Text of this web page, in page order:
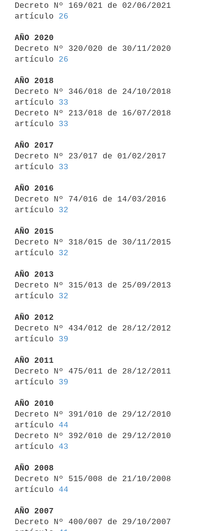
Decreto Nº 169/021 de 02/06/2021
artículo 26
AÑO 2020
Decreto Nº 320/020 de 30/11/2020
artículo 26
AÑO 2018
Decreto Nº 346/018 de 24/10/2018
artículo 33
Decreto Nº 213/018 de 16/07/2018
artículo 33
AÑO 2017
Decreto Nº 23/017 de 01/02/2017
artículo 33
AÑO 2016
Decreto Nº 74/016 de 14/03/2016
artículo 32
AÑO 2015
Decreto Nº 318/015 de 30/11/2015
artículo 32
AÑO 2013
Decreto Nº 315/013 de 25/09/2013
artículo 32
AÑO 2012
Decreto Nº 434/012 de 28/12/2012
artículo 39
AÑO 2011
Decreto Nº 475/011 de 28/12/2011
artículo 39
AÑO 2010
Decreto Nº 391/010 de 29/12/2010
artículo 44
Decreto Nº 392/010 de 29/12/2010
artículo 43
AÑO 2008
Decreto Nº 515/008 de 21/10/2008
artículo 44
AÑO 2007
Decreto Nº 400/007 de 29/10/2007